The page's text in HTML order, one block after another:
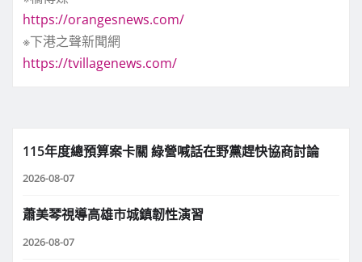
https://orangesnews.com/
※下港之聲新聞網
https://tvillagenews.com/
115年度總預算案卡關 綠營喊話在野黨趕快協商討論
2026-08-07
蕭美琴視導高雄市城鎮韌性演習
2026-08-07